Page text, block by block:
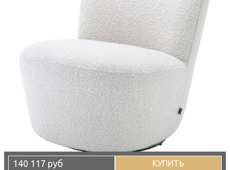
140 117 руб КУПИТЬ